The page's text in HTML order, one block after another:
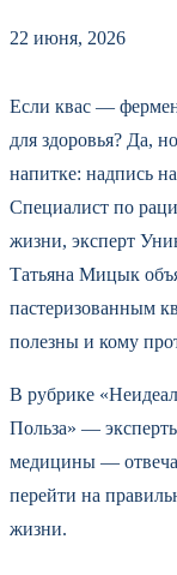
22 июня, 2026
Если квас —
для здоровья? Да,
напитке: надпись
Специалист по
жизни, эксперт
Татьяна Мицык
пастеризованным
полезны и кому
В рубрике
Польза» —
медицины —
перейти на
жизни.